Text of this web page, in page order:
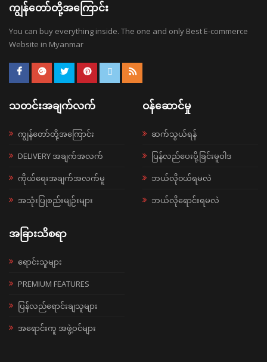
ကျွန်တော်တို့အကြောင်း
You can buy everything inside. The one and only Best E-commerce
Website in Myanmar
သတင်းအချက်လက်
ကျွန်တော်တို့အကြောင်း
DELIVERY အချက်အလက်
ကိုယ်ရေးအချက်အလက်မူ
အသုံးပြုစည်းမျဉ်းများ
ဝန်ဆောင်မှု
ဆက်သွယ်ရန်
ပြန်လည်ပေးပို့ခြင်းမူဝါဒ
ဘယ်လို၀ယ်ရမလဲ
ဘယ်လိုရောင်းရမလဲ
အခြားသိစရာ
ရောင်းသူများ
PREMIUM FEATURES
ပြန်လည်ရောင်းချသူများ
အရောင်းကူ အဖွဲ့ဝင်များ